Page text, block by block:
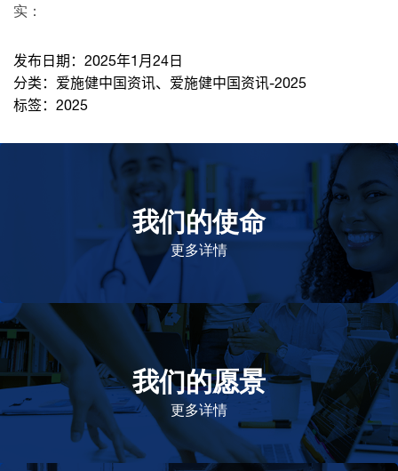
实：
发布日期： 2025年1月24日
分类： 爱施健中国资讯、 爱施健中国资讯-2025
标签： 2025
我们的使命
更多详情
致力于提高患者的生命健康和质量
我们的愿景
更多详情
作为一个负责任的企业公民，在全球提供优质和患者可
及的药物，传递我们的价值。